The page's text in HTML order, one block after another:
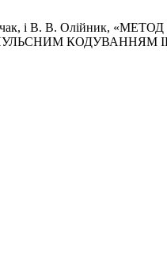
і В. В. Олійник,
КОДУВАННЯМ